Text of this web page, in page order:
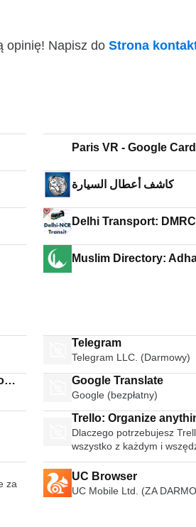
opinię! Napisz do Strona
Paris VR - Google
كاشف أعطال السيارة
Delhi Transport:
Muslim Directory:
Telegram
Telegram LLC. (Darmowy)
Google Translate
Google (bezpłatny)
Trello: Organize
anyone anywhere
Dlaczego potrzebujesz
wszystko z każdym i
za
UC Browser
UC Mobile Ltd. (ZA